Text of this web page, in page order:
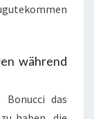
während
Bonucci das